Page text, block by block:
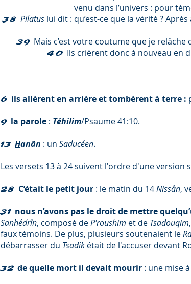
venu dans l’univers : pour
38 Pilatus lui dit : qu’est-ce que la vérité ?
39 Mais c’est votre coutume que je relâche
40 Ils crièrent donc à nouveau en
6 ils allèrent en arrière et tombèrent à terre :
9 la parole : Téhilim/Psaume 41:10.
13 Hanân : un Saducéen.
Les versets 13 à 24 suivent l'ordre d'une version
28 C’était le petit jour : le matin du 14Nissân,
31 nous n’avons pas le droit de mettre
Sanhédrîn, composé deP'roushim et de Tsadouqim
faux témoins. De plus, plusieurs soutenaient le
débarrasser du Tsadik était de l'accuser devant
32 de quelle mort il devait mourir : une mise